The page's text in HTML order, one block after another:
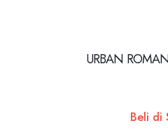
URBAN
Beli di